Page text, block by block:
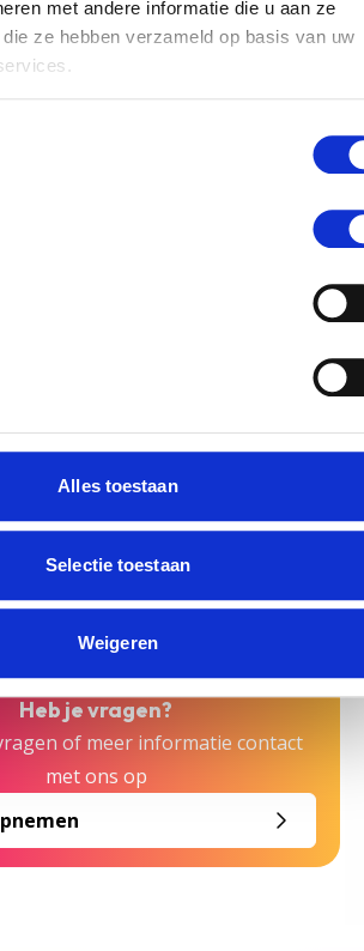
met andere informatie die u aan ze
ze hebben verzameld op basis van uw
Alles toestaan
Selectie toestaan
Weigeren
gefinancierd door ZonMw
732000303).
naar richtlijnen overzicht
voor verbetering van
Heb je vragen?
of meer informatie contact
met ons op